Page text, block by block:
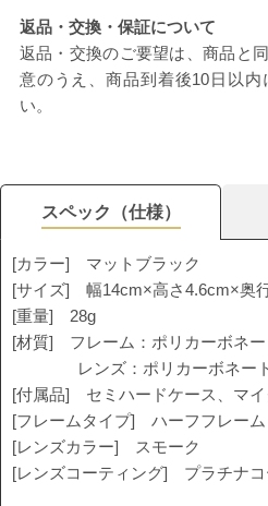
返品・交換・保証について
返品・交換のご要望は、商品と
意のうえ、商品到着後10日以内
い。
スペック（仕様）
[カラー] マットブラック
[サイズ] 幅14cm×高さ4.6cm×奥
[重量] 28g
[材質] フレーム：ポリカーボネ
レンズ：ポリカーボネー
[付属品] セミハードケース、マ
[フレームタイプ] ハーフフレーム
[レンズカラー] スモーク
[レンズコーティング] プラチナコ